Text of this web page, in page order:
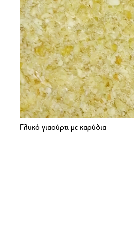
Γλυκό γιαούρτι με καρύδια